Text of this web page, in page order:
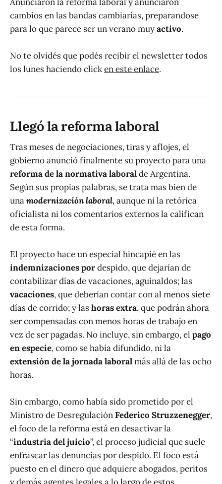
cambios en las bandas cambiarias, preparandose
para lo que parece ser un verano muyactivo.
No te olvidés que podés recibir el newsletter todos
los lunes haciendo clicken este enlace.
Llegó la reforma laboral
Tras meses de negociaciones, tiras y aflojes, el
gobierno anunció finalmente su proyecto para una
reforma de la normativa laboralde Argentina.
Según sus propias palabras, se trata mas bien de
unamodernización laboral, aunque ni la retórica
oficialista ni los comentarios externos la califican
de esta forma.
El proyecto hace un especial hincapié en las
indemnizaciones pordespido, que dejarían de
contabilizar días de vacaciones, aguinaldos; las
vacaciones, que deberían contar con al menos siete
días de corrido; y lashoras extra, que podrán ahora
ser compensadas con menos horas de trabajo en
vez de ser pagadas. No incluye, sin embargo, el pago
en especie, como se había difundido, ni la
extensión de la jornada laboralmás allá de las ocho
horas.
Sin embargo, como había sido prometido por el
Ministro de DesregulaciónFederico Struzzenegger,
el foco de la reforma está en desactivar la
“industria del juicio”, el proceso judicial que suele
enfrascar las denuncias por despido. El foco está
puesto en el dinero que adquiere abogados, peritos